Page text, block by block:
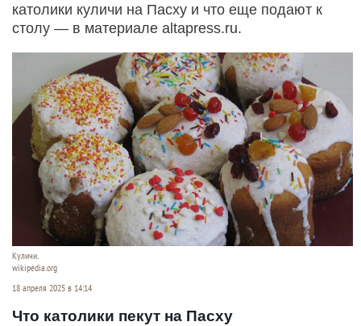
католики куличи на Пасху и что еще подают к
столу — в материале altapress.ru.
Куличи.
wikipedia.org
18 апреля 2025 в 14:14
Что католики пекут на Пасху